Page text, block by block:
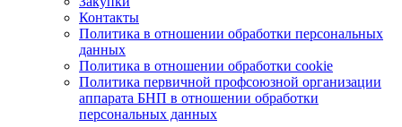
Контакты
Политика в отношении обработки персональных
данных
Политика в отношении обработки cookie
Политика первичной профсоюзной организации
аппарата БНП в отношении обработки
персональных данных